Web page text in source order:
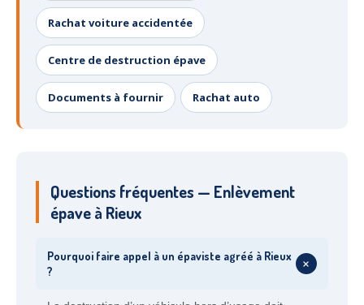
Rachat voiture accidentée
Centre de destruction épave
Documents à fournir Rachat auto
Questions fréquentes — Enlèvement
épave à Rieux
Pourquoi faire appel à un épaviste agréé à Rieux
?
+